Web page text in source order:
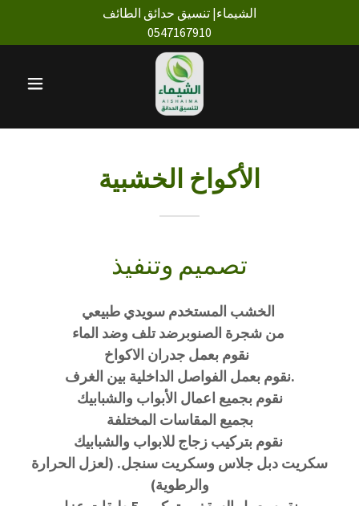
الشيماء| تنسيق حدائق الطائف
0547167910
الأكواخ الخشبية
تصميم وتنفيذ
نقوم بعمل جدران الاكواخ
نقوم بعمل الفواصل الداخلية بين الغرف.
نقوم بجميع اعمال الأبواب والشبابيك
بجميع المقاسات المختلفة
نقوم بتركيب زجاج للابواب والشبابيك
سكريت دبل جلاس وسكريت سنجل. (لعزل الحرارة
والرطوية)